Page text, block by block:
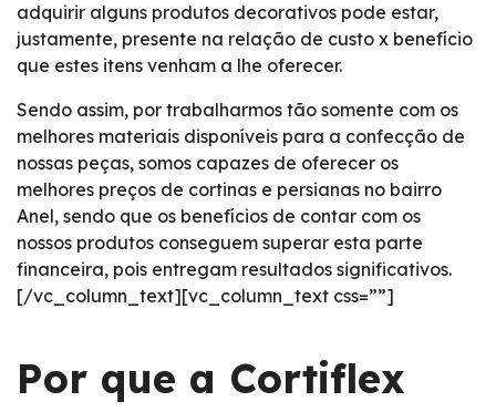
adquirir alguns produtos decorativos pode estar,
justamente, presente na relação de custo x benefício
que estes itens venham a lhe oferecer.
Sendo assim, por trabalharmos tão somente com os
melhores materiais disponíveis para a confecção de
nossas peças, somos capazes de oferecer os
melhores preços de cortinas e persianas no bairro
Anel, sendo que os benefícios de contar com os
nossos produtos conseguem superar esta parte
financeira, pois entregam resultados significativos.
[/vc_column_text][vc_column_text css=””]
Por que a Cortiflex